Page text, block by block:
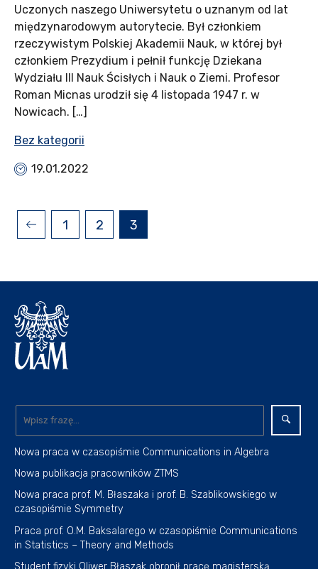
Uczonych naszego Uniwersytetu o uznanym od lat
międzynarodowym autorytecie. Był członkiem
rzeczywistym Polskiej Akademii Nauk, w której był
członkiem Prezydium i pełnił funkcję Dziekana
Wydziału III Nauk Ścisłych i Nauk o Ziemi. Profesor
Roman Micnas urodził się 4 listopada 1947 r. w
Nowicach. […]
Bez kategorii
19.01.2022
1 2 3
Nowa praca w czasopiśmie Communications in Algebra
Nowa publikacja pracowników ZTMS
Nowa praca prof. M. Błaszaka i prof. B. Szablikowskiego w
czasopiśmie Symmetry
Praca prof. O.M. Baksalarego w czasopiśmie Communications
in Statistics – Theory and Methods